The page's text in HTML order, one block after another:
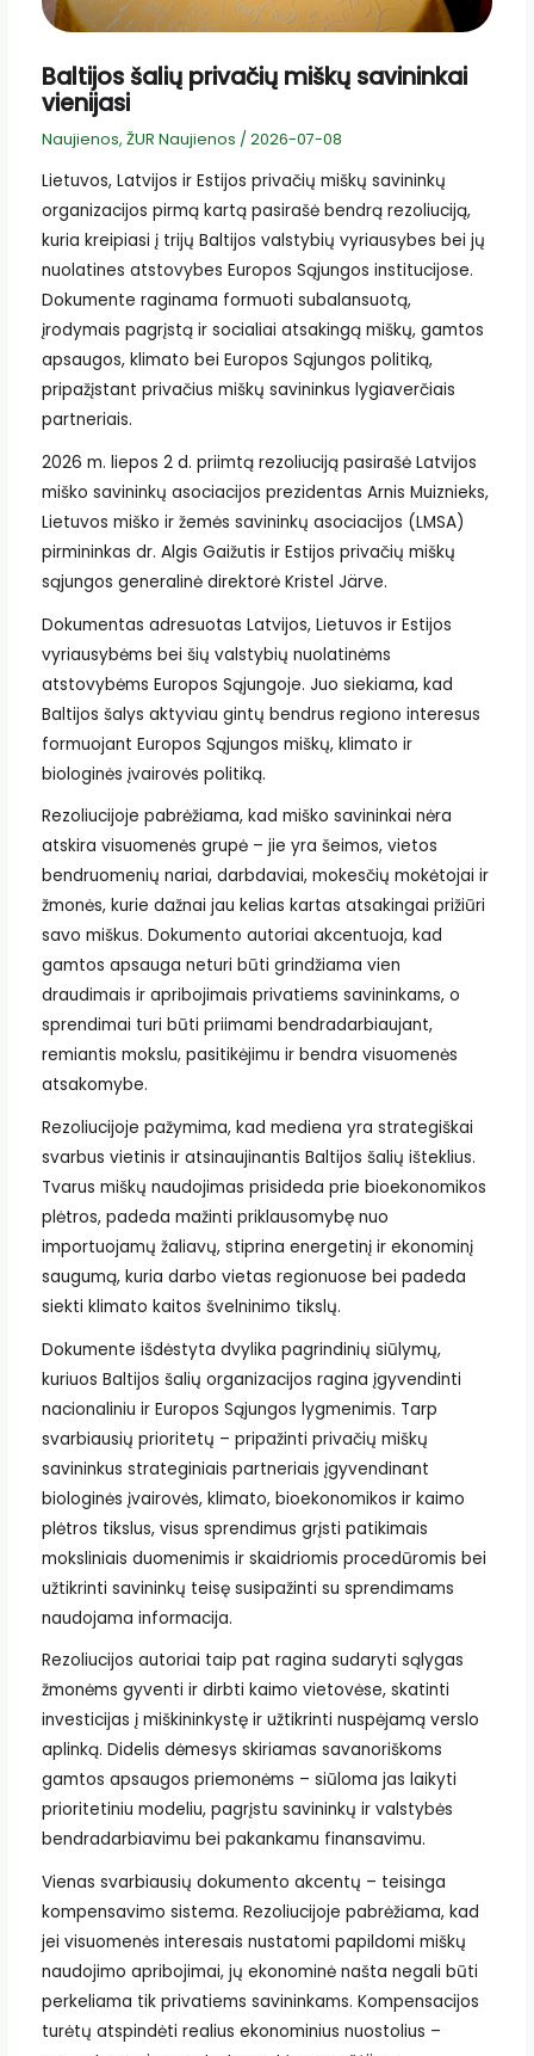
Baltijos šalių privačių miškų savininkai
vienijasi
Naujienos, ŽUR Naujienos / 2026-07-08
Lietuvos, Latvijos ir Estijos privačių miškų savininkų
organizacijos pirmą kartą pasirašė bendrą rezoliuciją,
kuria kreipiasi į trijų Baltijos valstybių vyriausybes bei jų
nuolatines atstovybes Europos Sąjungos institucijose.
Dokumente raginama formuoti subalansuotą,
įrodymais pagrįstą ir socialiai atsakingą miškų, gamtos
apsaugos, klimato bei Europos Sąjungos politiką,
pripažįstant privačius miškų savininkus lygiaverčiais
partneriais.
2026 m. liepos 2 d. priimtą rezoliuciją pasirašė Latvijos
miško savininkų asociacijos prezidentas Arnis Muiznieks,
Lietuvos miško ir žemės savininkų asociacijos (LMSA)
pirmininkas dr. Algis Gaižutis ir Estijos privačių miškų
sąjungos generalinė direktorė Kristel Järve.
Dokumentas adresuotas Latvijos, Lietuvos ir Estijos
vyriausybėms bei šių valstybių nuolatinėms
atstovybėms Europos Sąjungoje. Juo siekiama, kad
Baltijos šalys aktyviau gintų bendrus regiono interesus
formuojant Europos Sąjungos miškų, klimato ir
biologinės įvairovės politiką.
Rezoliucijoje pabrėžiama, kad miško savininkai nėra
atskira visuomenės grupė – jie yra šeimos, vietos
bendruomenių nariai, darbdaviai, mokesčių mokėtojai ir
žmonės, kurie dažnai jau kelias kartas atsakingai prižiūri
savo miškus. Dokumento autoriai akcentuoja, kad
gamtos apsauga neturi būti grindžiama vien
draudimais ir apribojimais privatiems savininkams, o
sprendimai turi būti priimami bendradarbiaujant,
remiantis mokslu, pasitikėjimu ir bendra visuomenės
atsakomybe.
Rezoliucijoje pažymima, kad mediena yra strategiškai
svarbus vietinis ir atsinaujinantis Baltijos šalių išteklius.
Tvarus miškų naudojimas prisideda prie bioekonomikos
plėtros, padeda mažinti priklausomybę nuo
importuojamų žaliavų, stiprina energetinį ir ekonominį
saugumą, kuria darbo vietas regionuose bei padeda
siekti klimato kaitos švelninimo tikslų.
Dokumente išdėstyta dvylika pagrindinių siūlymų,
kuriuos Baltijos šalių organizacijos ragina įgyvendinti
nacionaliniu ir Europos Sąjungos lygmenimis. Tarp
svarbiausių prioritetų – pripažinti privačių miškų
savininkus strateginiais partneriais įgyvendinant
biologinės įvairovės, klimato, bioekonomikos ir kaimo
plėtros tikslus, visus sprendimus grįsti patikimais
moksliniais duomenimis ir skaidriomis procedūromis bei
užtikrinti savininkų teisę susipažinti su sprendimams
naudojama informacija.
Rezoliucijos autoriai taip pat ragina sudaryti sąlygas
žmonėms gyventi ir dirbti kaimo vietovėse, skatinti
investicijas į miškininkystę ir užtikrinti nuspėjamą verslo
aplinką. Didelis dėmesys skiriamas savanoriškoms
gamtos apsaugos priemonėms – siūloma jas laikyti
prioritetiniu modeliu, pagrįstu savininkų ir valstybės
bendradarbiavimu bei pakankamu finansavimu.
Vienas svarbiausių dokumento akcentų – teisinga
kompensavimo sistema. Rezoliucijoje pabrėžiama, kad
jei visuomenės interesais nustatomi papildomi miškų
naudojimo apribojimai, jų ekonominė našta negali būti
perkeliama tik privatiems savininkams. Kompensacijos
turėtų atspindėti realius ekonominius nuostolius –